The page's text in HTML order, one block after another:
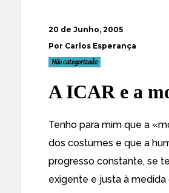
20 de Junho, 2005
Por Carlos Esperança
Não categorizado
A ICAR e a
Tenho para mim que a
dos costumes e que a
progresso constante, se
exigente e justa à medida